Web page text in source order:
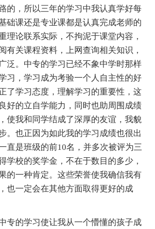
的，所以三年的学习中我认真学好每
础课还是专业课都是认真完成老师的
理论联系实际，不拘泥于课堂内容，
有关课程资料，上网查询相关知识，
泛。中专的学习已经不象中学时那样
习，学习成为考验一个人自主性的好
了学习态度，理解学习的重要性，这
好的立自学能力，同时也助周围成绩
使我和同学结成了深厚的友谊，我貌
。也正因为如此我的学习成绩也很出
直是班级的前10名，并多次被评为三
学校的奖学金，不在于数目的多少，
的一种肯定。这些荣誉使我确信我有
也一定会在其他方面取得更好的成
专的学习使让我从一个懵懂的孩子成